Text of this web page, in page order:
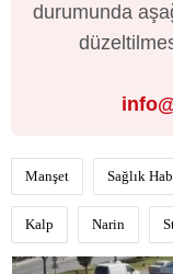
durumunda
Manşet Sağlık
Kalp Narin